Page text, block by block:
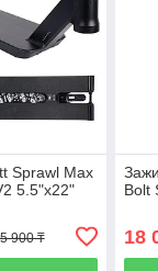
Sprawl Max
5.5"x22"
900 ₸
Bolt
18